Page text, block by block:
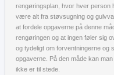
rengøringsplan, hvor hver person
være alt fra støvsugning og
at fordele opgaverne på denne
rengøringen og at ingen føler sig
og tydeligt om forventningerne og
opgaverne. På den måde kan
ikke er til stede.